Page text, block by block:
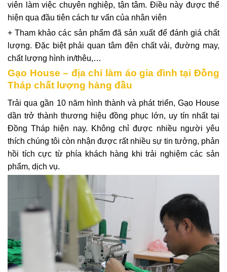
viên làm việc chuyên nghiệp, tận tâm. Điều này được thể
hiện qua đầu tiên cách tư vấn của nhân viên
+ Tham khảo các sản phẩm đã sản xuất để đánh giá chất
lượng. Đặc biệt phải quan tâm đên chất vải, đường may,
chất lượng hình in/thêu,…
Gạo House – địa chỉ làm áo gia đình tại Đồng
Tháp chất lượng hàng đầu
Trải qua gần 10 năm hình thành và phát triển, Gạo House
dần trở thành thương hiệu đồng phục lớn, uy tín nhất tại
Đồng Tháp hiện nay. Không chỉ được nhiều người yêu
thích chúng tôi còn nhận được rất nhiều sự tin tưởng, phản
hồi tích cực từ phía khách hàng khi trải nghiệm các sản
phẩm, dịch vụ.